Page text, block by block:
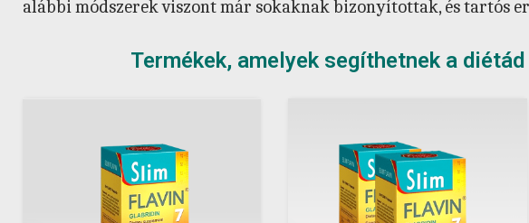
alábbi módszerek viszont már sokaknak bizonyítottak, és tartós
Termékek, amelyek segíthetnek a